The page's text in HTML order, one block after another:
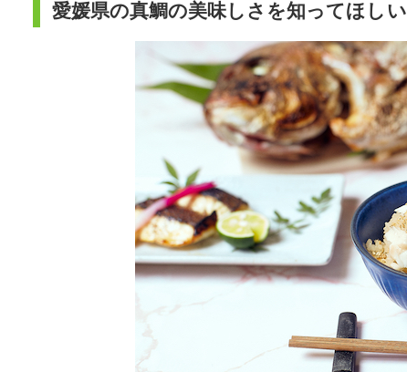
愛媛県の真鯛の美味しさを知ってほしい